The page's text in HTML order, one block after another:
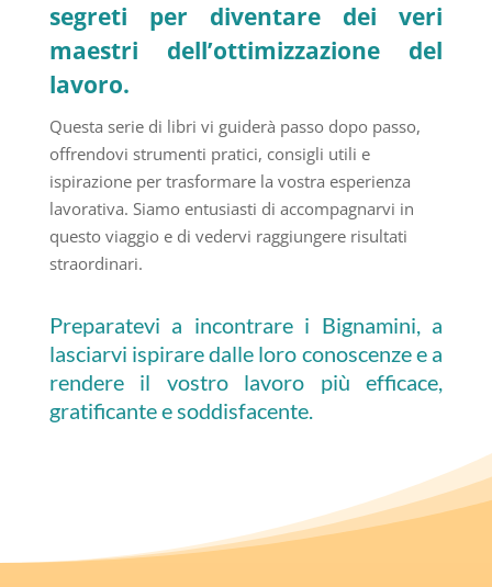
segreti per diventare dei veri
maestri dell’ottimizzazione del
lavoro.
Questa serie di libri vi guiderà passo dopo passo,
offrendovi strumenti pratici, consigli utili e
ispirazione per trasformare la vostra esperienza
lavorativa. Siamo entusiasti di accompagnarvi in
questo viaggio e di vedervi raggiungere risultati
straordinari.
Preparatevi a incontrare i Bignamini, a
lasciarvi ispirare dalle loro conoscenze e a
rendere il vostro lavoro più efficace,
gratificante e soddisfacente.